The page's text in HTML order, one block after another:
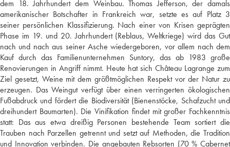
dem 18. Jahrhundert dem Weinbau. Thomas Jefferson, der damals
amerikanischer Botschafter in Frankreich war, setzte es auf Platz 3
seiner persönlichen Klassifizierung. Nach einer von Krisen geprägten
Phase im 19. und 20. Jahrhundert (Reblaus, Weltkriege) wird das Gut
nach und nach aus seiner Asche wiedergeboren, vor allem nach dem
Kauf durch das Familienunternehmen Suntory, das ab 1983 große
Renovierungen in Angriff nimmt. Heute hat sich Château Lagrange zum
Ziel gesetzt, Weine mit dem größtmöglichen Respekt vor der Natur zu
erzeugen. Das Weingut verfügt über einen verringerten ökologischen
Fußabdruck und fördert die Biodiversität (Bienenstöcke, Schafzucht und
dreihundert Baumarten). Die Vinifikation findet mit großer Fachkenntnis
statt: Das aus etwa dreißig Personen bestehende Team sortiert die
Trauben nach Parzellen getrennt und setzt auf Methoden, die Tradition
und Innovation verbinden. Die angebauten Rebsorten (70 % Cabernet